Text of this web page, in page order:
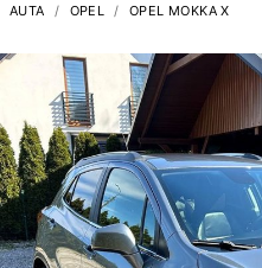
AUTA OPEL OPEL MOKKA X